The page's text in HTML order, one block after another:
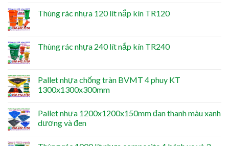
Thùng rác nhựa 120 lít nắp kín TR120
Thùng rác nhựa 240 lít nắp kín TR240
Pallet nhựa chống tràn BVMT 4 phuy KT
1300x1300x300mm
Pallet nhựa 1200x1200x150mm đan thanh màu xanh
dương và đen